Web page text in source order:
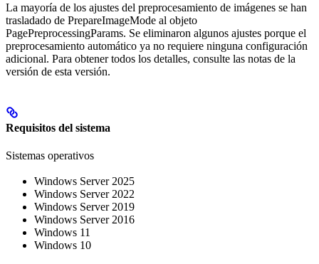
La mayoría de los ajustes del preprocesamiento de imágenes se han
trasladado de PrepareImageMode al objeto
PagePreprocessingParams. Se eliminaron algunos ajustes porque el
preprocesamiento automático ya no requiere ninguna configuración
adicional. Para obtener todos los detalles, consulte las notas de la
versión de esta versión.
Requisitos del sistema
Sistemas operativos
Windows Server 2025
Windows Server 2022
Windows Server 2019
Windows Server 2016
Windows 11
Windows 10